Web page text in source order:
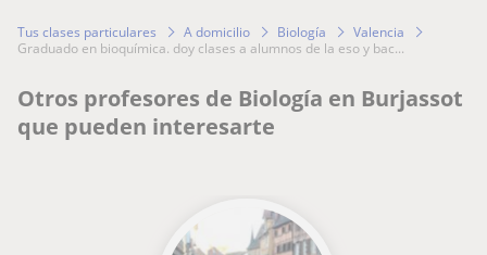
Tus clases particulares A domicilio Biología
Valencia
graduado en bioquímica. doy clases a alumnos de la eso y bac...
Otros profesores de Biología en Burjassot
que pueden interesarte